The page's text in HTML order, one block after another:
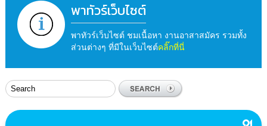
พาทัวร์เว็บไซต์
พาทัวร์เว็บไซต์ ชมเนื้อหา งานอาสาสมัคร รวมทั้ง
ส่วนต่างๆ ที่มีในเว็บไซต์คลิ๊กที่นี่